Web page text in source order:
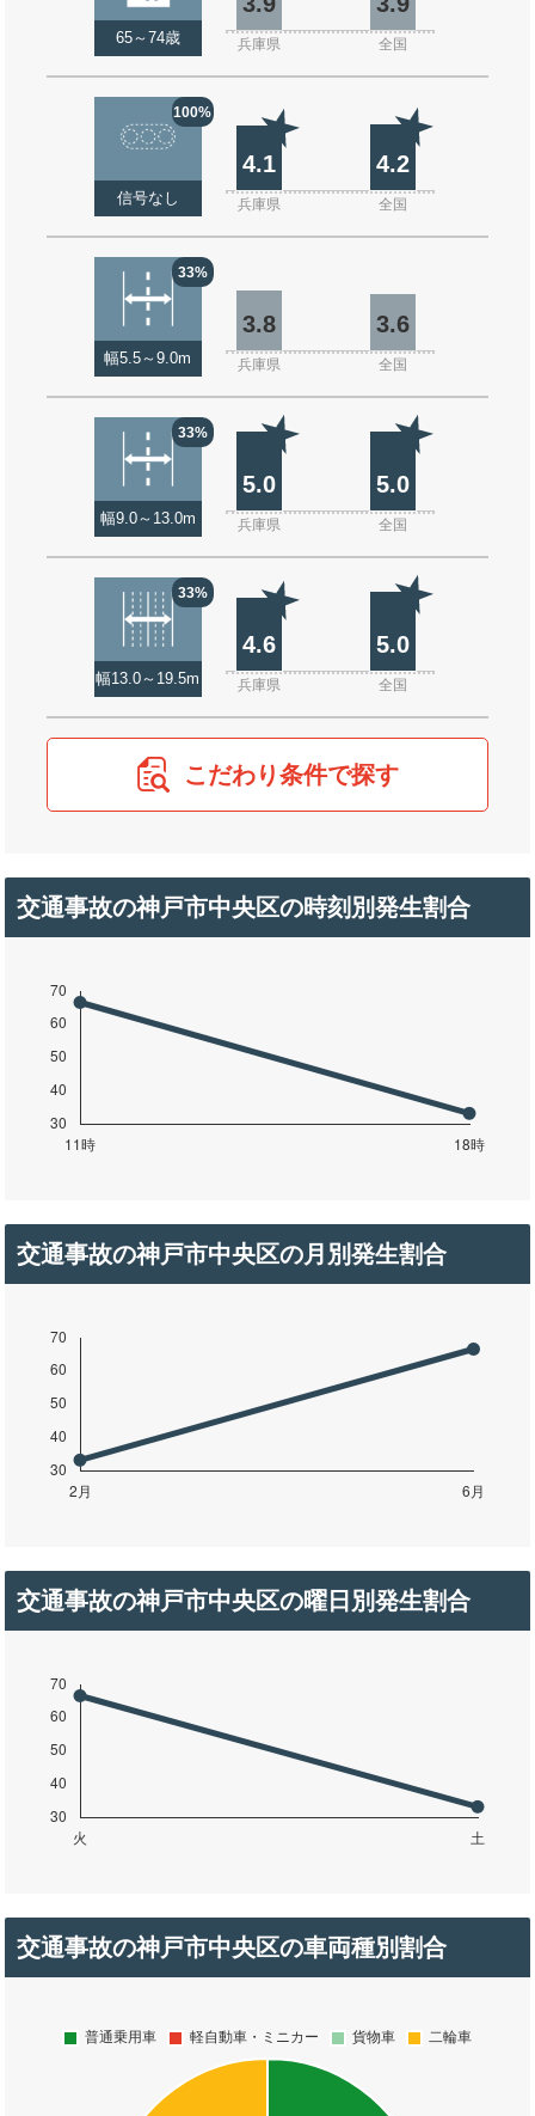
65～74歳 兵庫県 全国
100%
信号なし
4.1 4.2
兵庫県 全国
33%
幅5.5～9.0m
3.8 3.6
兵庫県 全国
33%
幅9.0～13.0m
5.0 5.0
兵庫県 全国
33%
幅13.0～19.5m
4.6 5.0
兵庫県 全国
こだわり条件で探す
交通事故の神戸市中央区の時刻別発生割合
交通事故の神戸市中央区の月別発生割合
交通事故の神戸市中央区の曜日別発生割合
交通事故の神戸市中央区の車両種別割合